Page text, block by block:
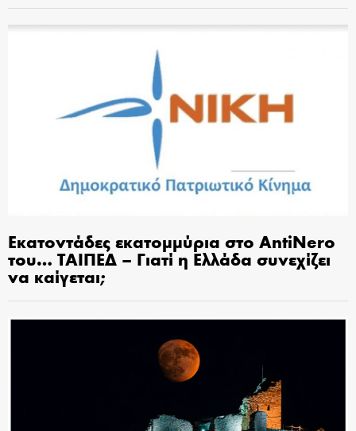
Εκατοντάδες εκατομμύρια στο AntiNero
του… ΤΑΙΠΕΔ – Γιατί η Ελλάδα συνεχίζει
να καίγεται;